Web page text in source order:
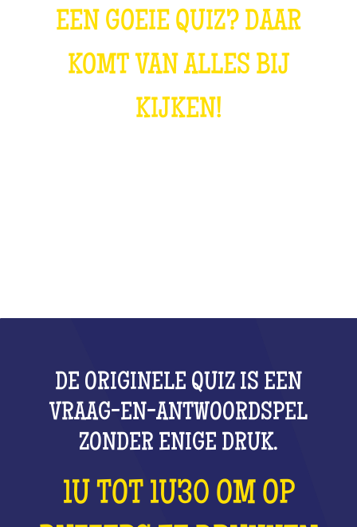
EEN GOEIE QUIZ? DAAR
KOMT VAN ALLES BIJ
KIJKEN!
DE ORIGINELE QUIZ IS EEN
VRAAG-EN-ANTWOORDSPEL
ZONDER ENIGE DRUK.
1U TOT 1U30 OM OP